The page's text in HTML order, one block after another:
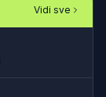
Vidi sve